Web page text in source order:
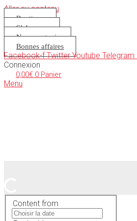
Aller au contenu
Boutique
S’abonner
Nous soutenir
Bonnes affaires
Facebook-f Twitter Youtube Telegram
Connexion
0,00€ 0 Panier
Menu
Content from